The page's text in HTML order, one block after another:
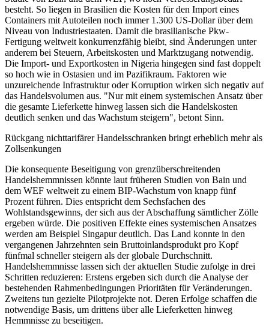
besteht. So liegen in Brasilien die Kosten für den Import eines
Containers mit Autoteilen noch immer 1.300 US-Dollar über dem
Niveau von Industriestaaten. Damit die brasilianische Pkw-
Fertigung weltweit konkurrenzfähig bleibt, sind Änderungen unter
anderem bei Steuern, Arbeitskosten und Marktzugang notwendig.
Die Import- und Exportkosten in Nigeria hingegen sind fast doppelt
so hoch wie in Ostasien und im Pazifikraum. Faktoren wie
unzureichende Infrastruktur oder Korruption wirken sich negativ auf
das Handelsvolumen aus. "Nur mit einem systemischen Ansatz über
die gesamte Lieferkette hinweg lassen sich die Handelskosten
deutlich senken und das Wachstum steigern", betont Sinn.
Rückgang nichttarifärer Handelsschranken bringt erheblich mehr als
Zollsenkungen
Die konsequente Beseitigung von grenzüberschreitenden
Handelshemmnissen könnte laut früheren Studien von Bain und
dem WEF weltweit zu einem BIP-Wachstum von knapp fünf
Prozent führen. Dies entspricht dem Sechsfachen des
Wohlstandsgewinns, der sich aus der Abschaffung sämtlicher Zölle
ergeben würde. Die positiven Effekte eines systemischen Ansatzes
werden am Beispiel Singapur deutlich. Das Land konnte in den
vergangenen Jahrzehnten sein Bruttoinlandsprodukt pro Kopf
fünfmal schneller steigern als der globale Durchschnitt.
Handelshemmnisse lassen sich der aktuellen Studie zufolge in drei
Schritten reduzieren: Erstens ergeben sich durch die Analyse der
bestehenden Rahmenbedingungen Prioritäten für Veränderungen.
Zweitens tun gezielte Pilotprojekte not. Deren Erfolge schaffen die
notwendige Basis, um drittens über alle Lieferketten hinweg
Hemmnisse zu beseitigen.